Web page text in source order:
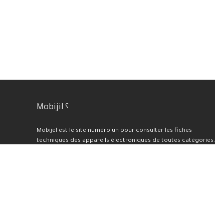
Mobijil ؟
Mobijel est le site numéro un pour consulter les fiches
techniques des appareils électroniques de toutes catégories.